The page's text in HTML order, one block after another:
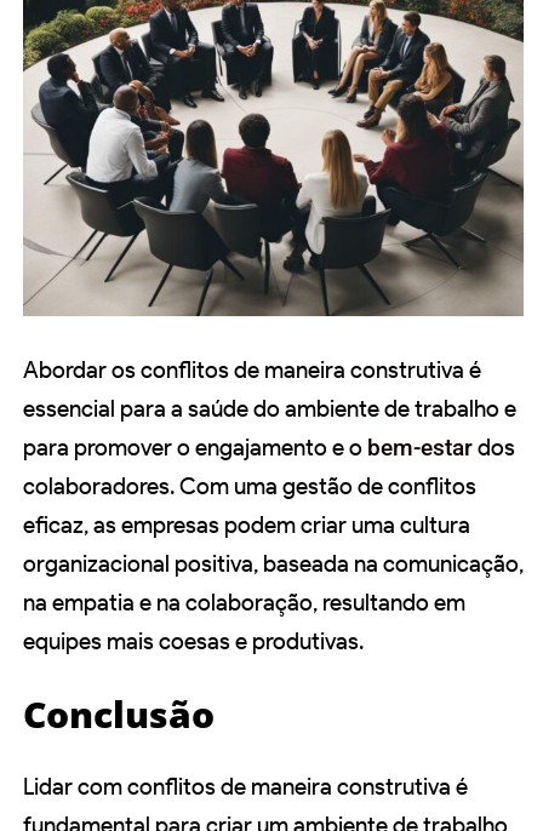
Abordar os conflitos de maneira construtiva é
essencial para a saúde do ambiente de trabalho e
para promover o engajamento e o bem-estardos
colaboradores. Com uma gestão de conflitos
eficaz, as empresas podem criar uma cultura
organizacional positiva, baseada na comunicação,
na empatia e na colaboração, resultando em
equipes mais coesas e produtivas.
Conclusão
Lidar com conflitos de maneira construtiva é